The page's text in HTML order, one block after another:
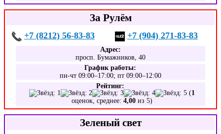
За Рулём
+7 (8212) 56-83-83 +7 (904) 271-83-83
Адрес:
просп. Бумажников, 40
График работы:
пн-чт 09:00–17:00; пт 09:00–12:00
Рейтинг:
(1
оценок, среднее:4,00 из 5)
Зеленый свет